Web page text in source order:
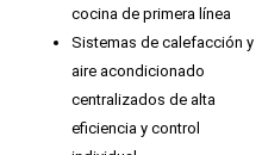
cocina de primera línea
Sistemas de calefacción y
aire acondicionado
centralizados de alta
eficiencia y control